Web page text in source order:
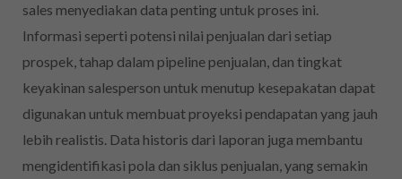
sales menyediakan data penting untuk proses ini.
Informasi seperti potensi nilai penjualan dari setiap
prospek, tahap dalam pipeline penjualan, dan tingkat
keyakinan salesperson untuk menutup kesepakatan dapat
digunakan untuk membuat proyeksi pendapatan yang jauh
lebih realistis. Data historis dari laporan juga membantu
mengidentifikasi pola dan siklus penjualan, yang semakin